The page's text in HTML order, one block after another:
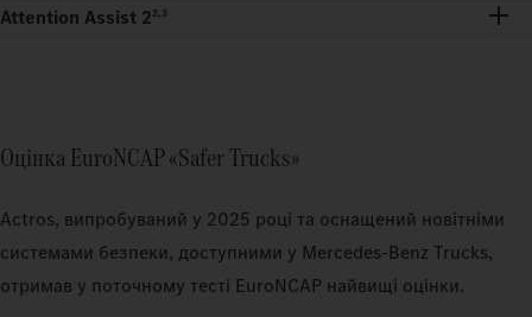
Attention Assist 2 2,3
Оцінка EuroNCAP «Safer Trucks»
Actros, випробуваний у 2025 році та оснащений новітніми
системами безпеки, доступними у Mercedes-Benz Trucks,
отримав у поточному тесті EuroNCAP найвищі оцінки.